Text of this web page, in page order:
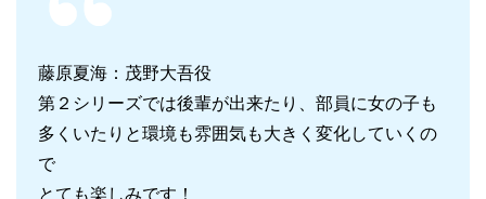
藤原夏海：茂野大吾役
第２シリーズでは後輩が出来たり、部員に女の子も
多くいたりと環境も雰囲気も大きく変化していくの
で
とても楽しみです！